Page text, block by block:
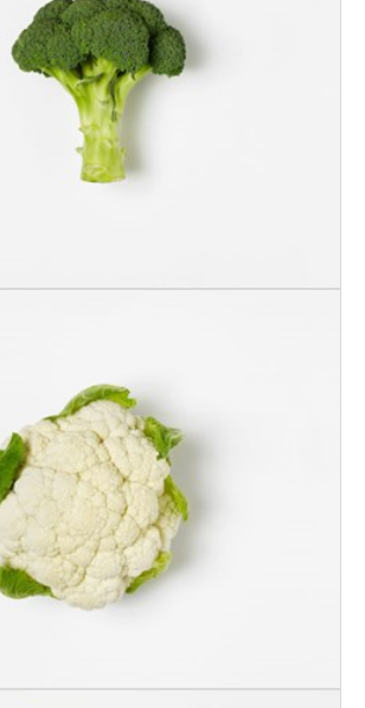
BROKKOLI NORSK
400gr
BLOMKÅL NORSK
STK